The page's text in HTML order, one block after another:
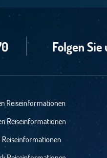
Folgen Sie
Reiseinformationen
Reiseinformationen
Reiseinformationen